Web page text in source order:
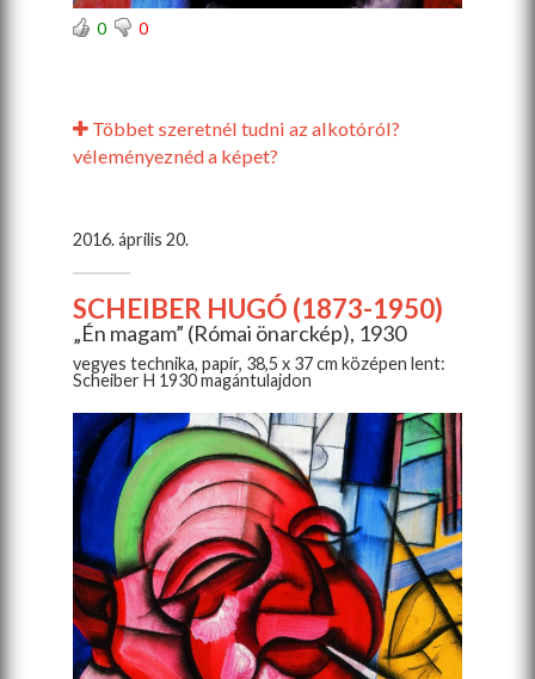
0 0
Többet szeretnél tudni az alkotóról?
véleményeznéd a képet?
2016. április 20.
SCHEIBER HUGÓ (1873-1950)
„Én magam” (Római önarckép), 1930
vegyes technika, papír, 38,5 x 37 cm középen lent:
Scheiber H 1930 magántulajdon